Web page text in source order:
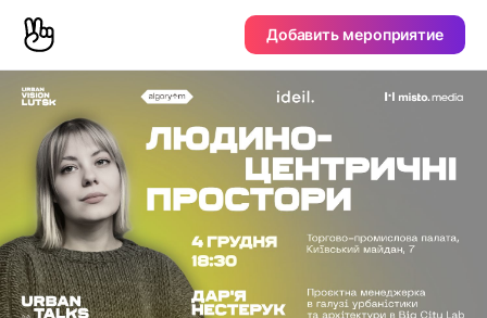
Добавить мероприятие